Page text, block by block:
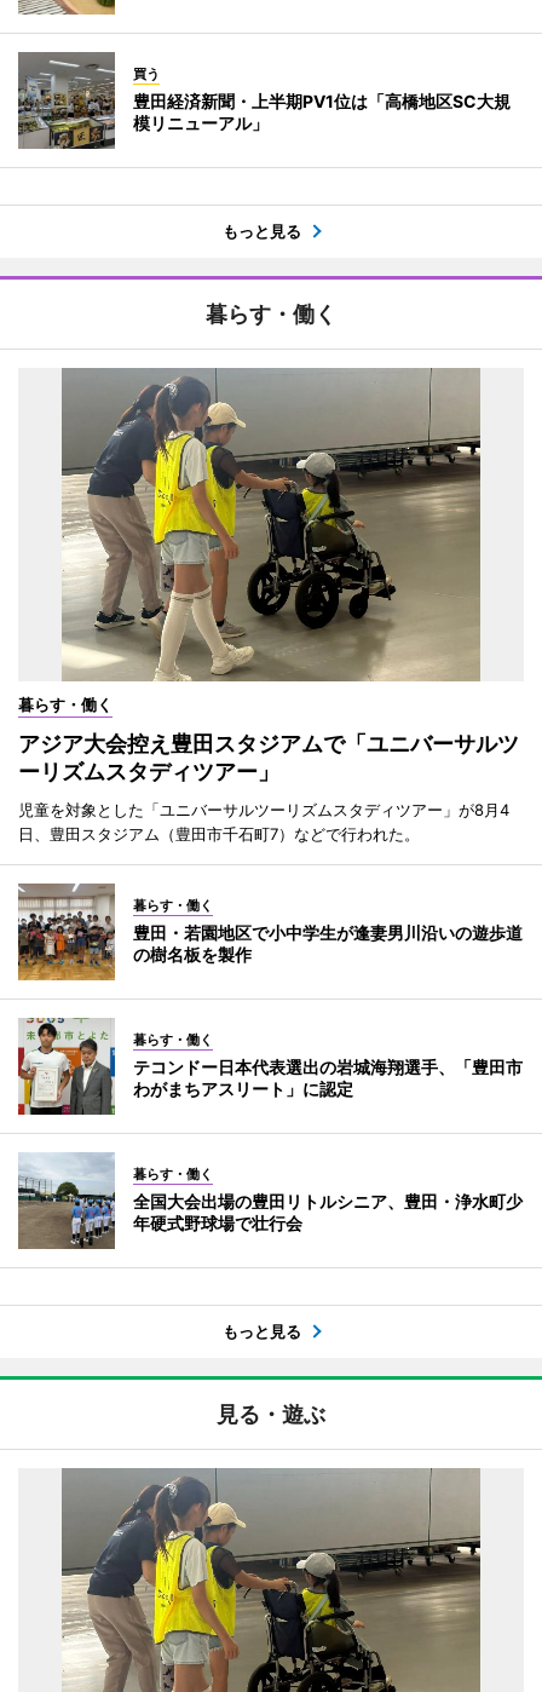
買う
豊田経済新聞・上半期PV1位は「高橋地区SC大規
模リニューアル」
もっと見る
暮らす・働く
暮らす・働く
アジア大会控え豊田スタジアムで「ユニバーサルツ
ーリズムスタディツアー」
児童を対象とした「ユニバーサルツーリズムスタディツアー」が8月4
日、豊田スタジアム（豊田市千石町7）などで行われた。
暮らす・働く
豊田・若園地区で小中学生が逢妻男川沿いの遊歩道
の樹名板を製作
暮らす・働く
テコンドー日本代表選出の岩城海翔選手、「豊田市
わがまちアスリート」に認定
暮らす・働く
全国大会出場の豊田リトルシニア、豊田・浄水町少
年硬式野球場で壮行会
もっと見る
見る・遊ぶ